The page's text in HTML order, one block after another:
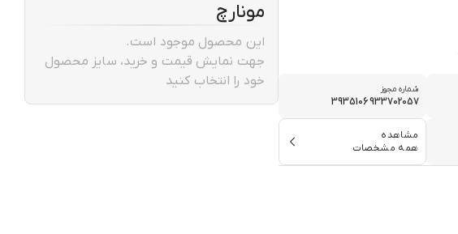
شماره مجوز
3935106933702057
مشاهده
همه مشخصات
مونارچ
این محصول موجود است.
جهت نمایش قیمت و خرید، سایز محصول
خود را انتخاب کنید